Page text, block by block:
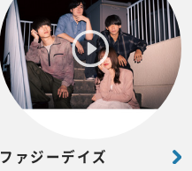
ファジーデイズ